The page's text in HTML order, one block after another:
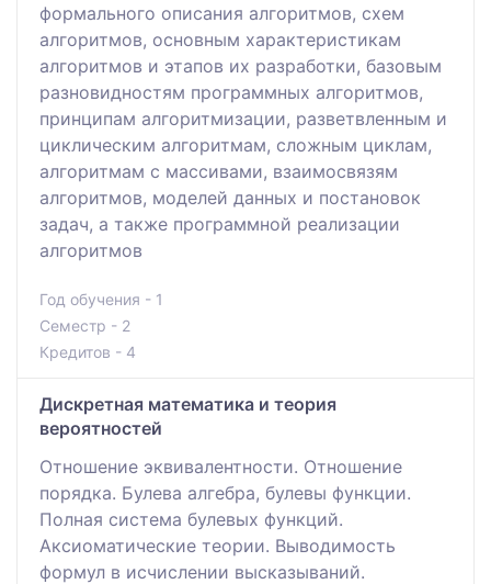
формального описания алгоритмов, схем
алгоритмов, основным характеристикам
алгоритмов и этапов их разработки, базовым
разновидностям программных алгоритмов,
принципам алгоритмизации, разветвленным и
циклическим алгоритмам, сложным циклам,
алгоритмам с массивами, взаимосвязям
алгоритмов, моделей данных и постановок
задач, а также программной реализации
алгоритмов
Год обучения - 1
Семестр - 2
Кредитов - 4
Дискретная математика и теория
вероятностей
Отношение эквивалентности. Отношение
порядка. Булева алгебра, булевы функции.
Полная система булевых функций.
Аксиоматические теории. Выводимость
формул в исчислении высказываний.